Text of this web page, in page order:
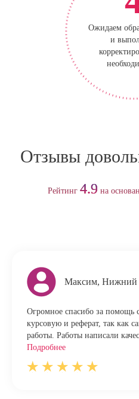
Ожидаем
и
Отзывы
Рейтинг 4.9 на
Максим, Нижний
Огромное спасибо за помощь
курсовую и реферат, так как
работы. Работы написали
Подробнее